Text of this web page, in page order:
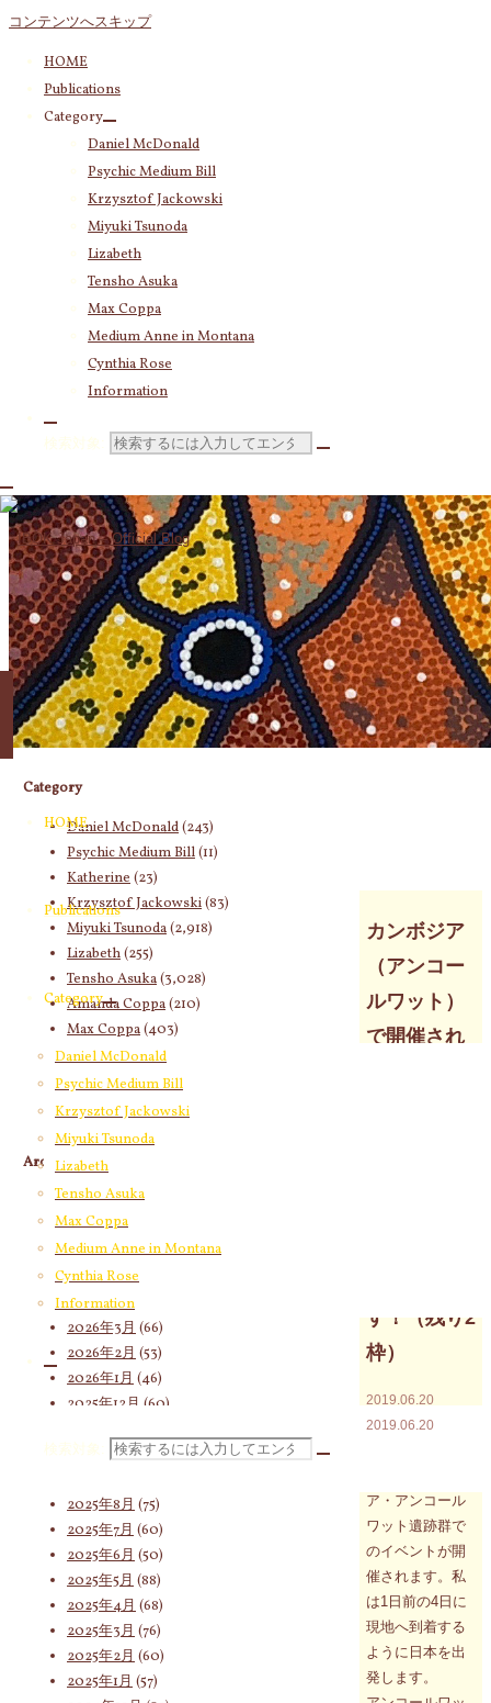
コンテンツへスキップ
HOME
Publications
Category
Daniel McDonald
Psychic Medium Bill
Krzysztof Jackowski
Miyuki Tsunoda
Lizabeth
Tensho Asuka
Max Coppa
Medium Anne in Montana
Cynthia Rose
Information
検索対象:
HOME
Publications
Category
Daniel McDonald
Psychic Medium Bill
Krzysztof Jackowski
Miyuki Tsunoda
Lizabeth
Tensho Asuka
Max Coppa
Medium Anne in Montana
Cynthia Rose
Information
検索対象:
カンボジア
（アンコー
ルワット）
で開催され
す！（残り2
枠）
2019.06.20
2019.06.20
ア・アンコール
ワット遺跡群で
のイベントが開
催されます。私
は1日前の4日に
現地へ到着する
ように日本を出
発します。
Category
Daniel McDonald(243)
Psychic Medium Bill(11)
Katherine(23)
Krzysztof Jackowski(83)
Miyuki Tsunoda(2,918)
Lizabeth(255)
Tensho Asuka(3,028)
Amanda Coppa(210)
Max Coppa(403)
Medium Anne in Montana
Cynthia Rose(4)
Archives
2026年8月(14)
2026年7月
2026年6月(60)
2026年5月(67)
2026年4月
2026年3月 (66)
2026年2月 (53)
2026年1月 (46)
2025年12月 (60)
2025年10月 (66)
2025年8月 (75)
2025年7月 (60)
2025年6月 (50)
2025年5月 (88)
2025年4月 (68)
2025年3月 (76)
2025年2月 (60)
2025年1月 (57)